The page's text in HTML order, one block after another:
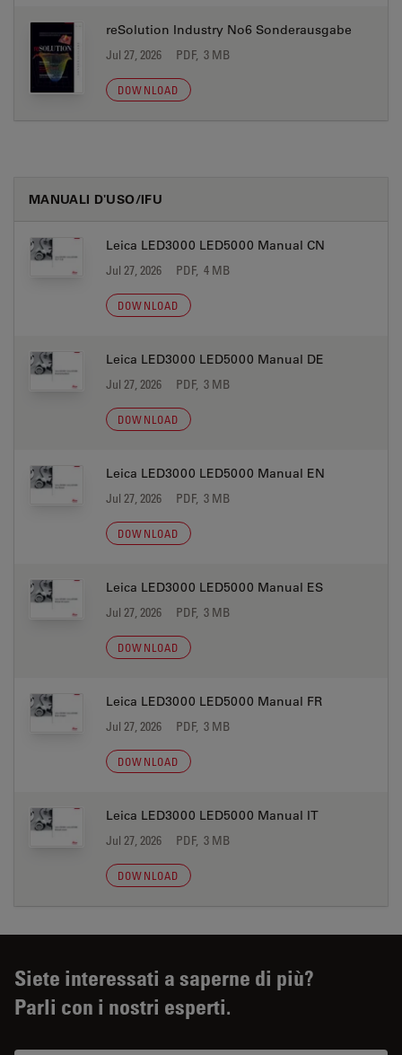
reSolution Industry No6 Sonderausgabe
Jul 27, 2026 PDF, 3 MB
DOWNLOAD
MANUALI D'USO/IFU
Leica LED3000 LED5000 Manual CN
Jul 27, 2026 PDF, 4 MB
DOWNLOAD
Leica LED3000 LED5000 Manual DE
Jul 27, 2026 PDF, 3 MB
DOWNLOAD
Leica LED3000 LED5000 Manual EN
Jul 27, 2026 PDF, 3 MB
DOWNLOAD
Leica LED3000 LED5000 Manual ES
Jul 27, 2026 PDF, 3 MB
DOWNLOAD
Leica LED3000 LED5000 Manual FR
Jul 27, 2026 PDF, 3 MB
DOWNLOAD
Leica LED3000 LED5000 Manual IT
Jul 27, 2026 PDF, 3 MB
DOWNLOAD
Siete interessati a saperne di più?
Parli con i nostri esperti.